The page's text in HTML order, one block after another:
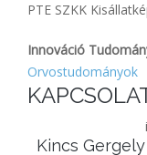
PTE SZKK
Innováció
Orvostudományok
Kincs Gergely